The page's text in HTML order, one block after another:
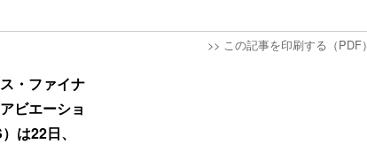
>> この記事を印刷する（PDF）
・ファイナ
ビエーショ
は22日、